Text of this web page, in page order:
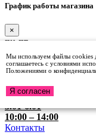
График работы магазина
×
пн-пт
9:00 – 17:00
сб
10:00 – 14:00
31.12-2.01
ВЫХОДНЫЕ
3.01-6.01
10:00 – 14:00
Контакты
Мы используем файлы cookies
соглашаетесь с условиями
Положениями о
Я согласен